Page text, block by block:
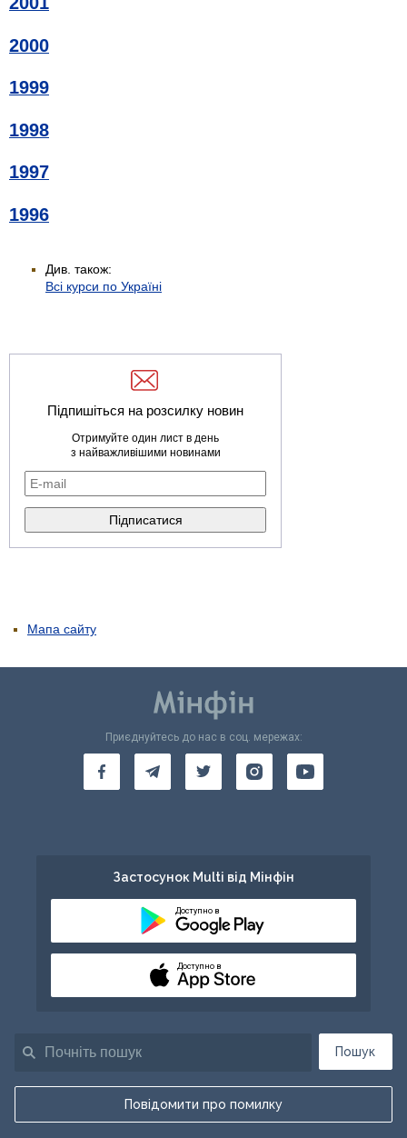
2000
1999
1998
1997
1996
Див. також:
Всі курси по Україні
Підпишіться на розсилку новин
Отримуйте один лист в день
з найважливішими новинами
Мапа сайту
Пошук
Повідомити про помилку
Приєднуйтесь до нас в соц. мережах:
Застосунок Multi від Мінфін
Доступно в
Доступно в